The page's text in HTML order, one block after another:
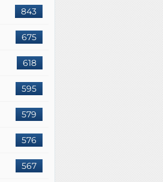
843
675
618
595
579
576
567